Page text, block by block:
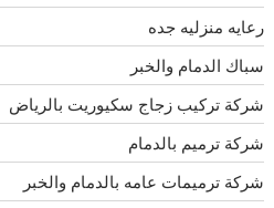
رعايه منزليه جده
سباك الدمام والخبر
شركة تركيب زجاج سكيوريت بالرياض
شركة ترميم بالدمام
شركة ترميمات عامه بالدمام والخبر